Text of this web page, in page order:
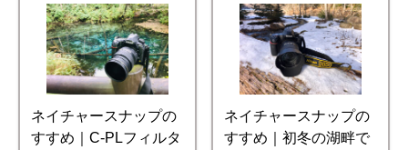
ネイチャースナップの
すすめ｜C-PLフィルタ
ネイチャースナップの
すすめ｜初冬の湖畔で